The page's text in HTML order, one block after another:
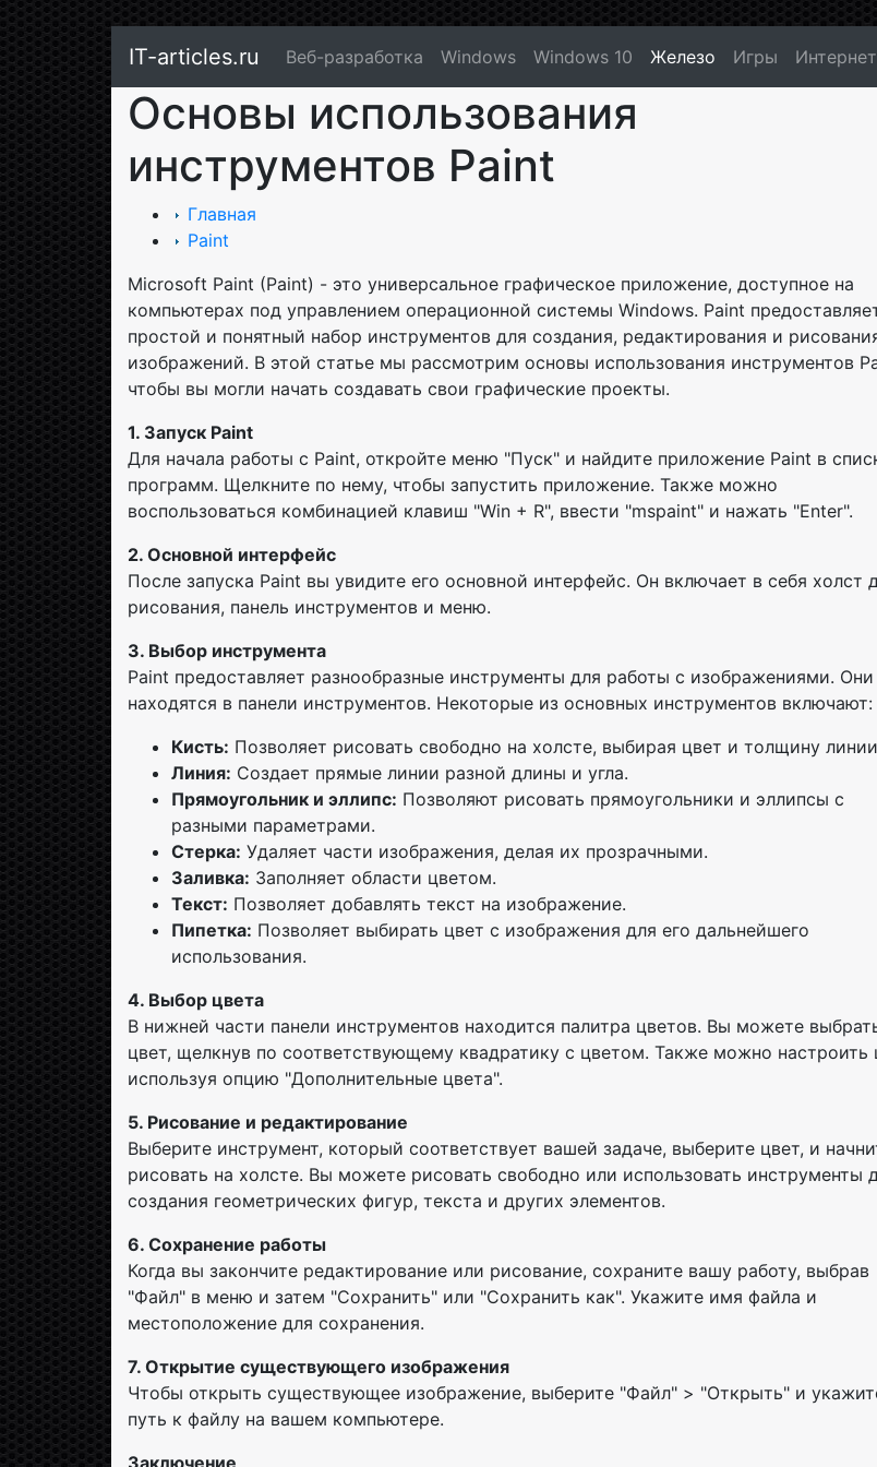
IT-articles.ru Веб-разработка Windows Windows 10 Железо Игры Интернет
Основы использования
инструментов Paint
Главная
Paint
Microsoft Paint (Paint) - это универсальное графическое приложение, доступное на
компьютерах под управлением операционной системы Windows. Paint
простой и понятный набор инструментов для создания, редактирования и
изображений. В этой статье мы рассмотрим основы использования инструментов
чтобы вы могли начать создавать свои графические проекты.
1. Запуск Paint
Для начала работы с Paint, откройте меню "Пуск" и найдите приложение Paint в
программ. Щелкните по нему, чтобы запустить приложение. Также можно
воспользоваться комбинацией клавиш "Win + R", ввести "mspaint" и нажать "Enter".
2. Основной интерфейс
После запуска Paint вы увидите его основной интерфейс. Он включает в себя холст
рисования, панель инструментов и меню.
3. Выбор инструмента
Paint предоставляет разнообразные инструменты для работы с изображениями. Они
находятся в панели инструментов. Некоторые из основных инструментов включают:
Кисть: Позволяет рисовать свободно на холсте, выбирая цвет и толщину
Линия: Создает прямые линии разной длины и угла.
Прямоугольник и эллипс: Позволяют рисовать прямоугольники и эллипсы с
разными параметрами.
Стерка: Удаляет части изображения, делая их прозрачными.
Заливка: Заполняет области цветом.
Текст: Позволяет добавлять текст на изображение.
Пипетка: Позволяет выбирать цвет с изображения для его дальнейшего
использования.
4. Выбор цвета
В нижней части панели инструментов находится палитра цветов. Вы можете
цвет, щелкнув по соответствующему квадратику с цветом. Также можно настроить
используя опцию "Дополнительные цвета".
5. Рисование и редактирование
Выберите инструмент, который соответствует вашей задаче, выберите цвет, и
рисовать на холсте. Вы можете рисовать свободно или использовать инструменты
создания геометрических фигур, текста и других элементов.
6. Сохранение работы
Когда вы закончите редактирование или рисование, сохраните вашу работу, выбрав
"Файл" в меню и затем "Сохранить" или "Сохранить как". Укажите имя файла и
местоположение для сохранения.
7. Открытие существующего изображения
Чтобы открыть существующее изображение, выберите "Файл" > "Открыть" и
путь к файлу на вашем компьютере.
Заключение